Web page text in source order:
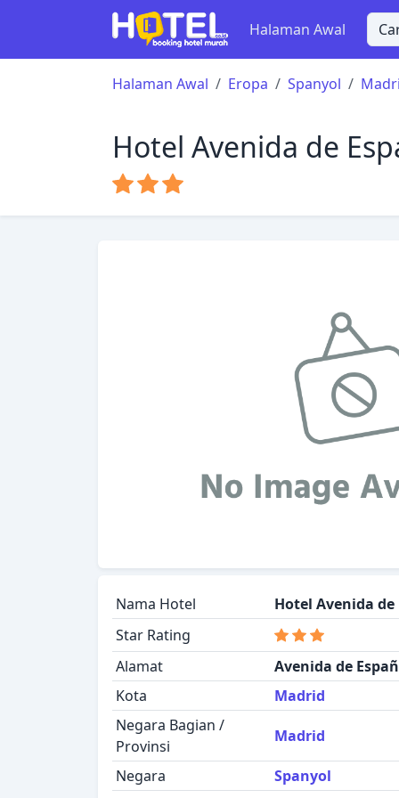
Halaman Awal
Halaman Awal Eropa Spanyol
Hotel Avenida de
Nama Hotel
Hotel Avenida de
Star Rating
Alamat
Avenida de
Kota
Madrid
Negara Bagian /
Provinsi
Madrid
Negara Spanyol